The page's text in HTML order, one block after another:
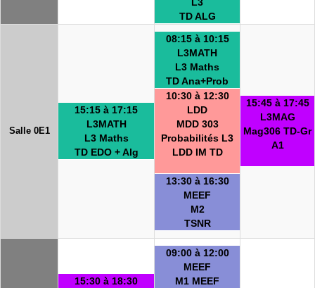
TD ALG
Salle 0E1
15:15 à 17:15
L3MATH
L3 Maths
TD EDO + Alg
08:15 à 10:15
L3MATH
L3 Maths
TD Ana+Prob
10:30 à 12:30
LDD
MDD 303
Probabilités L3
LDD IM TD
13:30 à 16:30
MEEF
M2
TSNR
15:45 à 17:45
L3MAG
Mag306 TD-Gr
A1
15:30 à 18:30
09:00 à 12:00
MEEF
M1 MEEF